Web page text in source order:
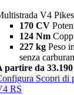
V4
170 CV
124 Nm
227 kg Peso
senza
partire da
Scopri di
RS